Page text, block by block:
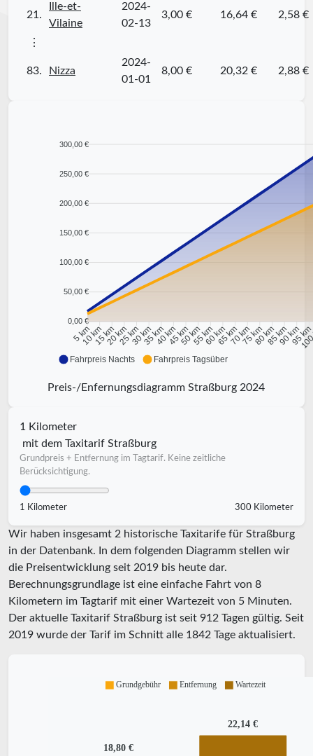
21.
Ille-et-
Vilaine
2024-
02-13
3,00 € 16,64 € 2,58 €
⋮
83. Nizza
2024-
01-01
8,00 € 20,32 € 2,88 €
300,00 €
250,00 €
200,00 €
150,00 €
100,00 €
50,00 €
0,00 €
5 km
10 km15 km20 km25 km30 km35 km40 km45 km50 km55 km60 km65 km70 km75 km80 km85 km90 km95 km
Fahrpreis Nachts Fahrpreis Tagsüber
Preis-/Enfernungsdiagramm Straßburg 2024
1 Kilometer
mit dem Taxitarif Straßburg
Grundpreis + Entfernung im Tagtarif. Keine zeitliche
Berücksichtigung.
1 Kilometer 300 Kilometer
Wir haben insgesamt 2 historische Taxitarife für Straßburg
in der Datenbank. In dem folgenden Diagramm stellen wir
die Preisentwicklung seit 2019 bis heute dar.
Berechnungsgrundlage ist eine einfache Fahrt von 8
Kilometern im Tagtarif mit einer Wartezeit von 5 Minuten.
Der aktuelle Taxitarif Straßburg ist seit 912 Tagen gültig. Seit
2019 wurde der Tarif im Schnitt alle 1842 Tage aktualisiert.
18,80 €
22,14 €
Grundgebühr Entfernung Wartezeit